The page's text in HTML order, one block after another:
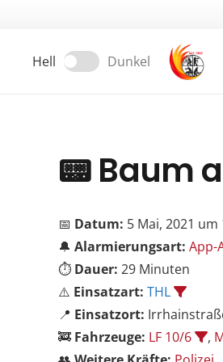
Hell Dunkel
📟Baum
📅 Datum: 5 Mai, 2021 um
🔔 Alarmierungsart: App-
⏱️ Dauer: 29 Minuten
⚠️ Einsatzart: THL
📍 Einsatzort:
🚒 Fahrzeuge: LF 10/6 ,